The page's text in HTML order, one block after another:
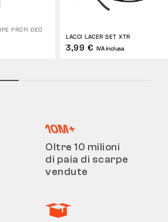
PROFI DEO
LACCI LACER SET XTR
3,99 € IVA inclusa
Oltre 10 milioni
di paia di scarpe
vendute